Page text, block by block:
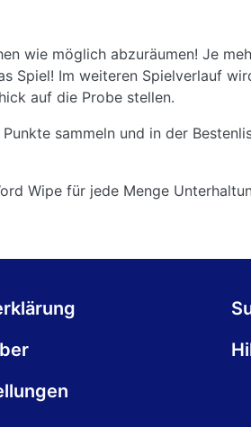
wie möglich abzuräumen! Je
Spiel! Im weiteren Spielverlauf
auf die Probe stellen.
sammeln und in der
Wipe für jede Menge